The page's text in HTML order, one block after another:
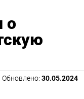
о
Обновлено: 30.05.2024